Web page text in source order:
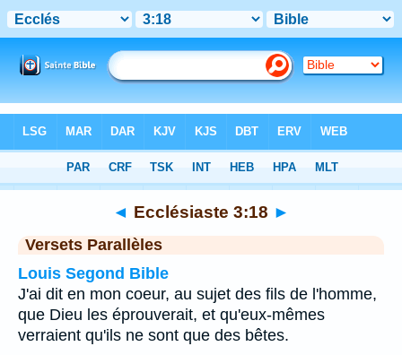
Chapitre 3 > Verset 18
◄ Ecclésiaste 3:18 ►
Versets Parallèles
Louis Segond Bible
J'ai dit en mon coeur, au sujet des fils de l'homme,
que Dieu les éprouverait, et qu'eux-mêmes
verraient qu'ils ne sont que des bêtes.